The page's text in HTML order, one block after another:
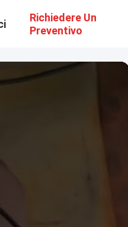
Richiedere Un
Preventivo